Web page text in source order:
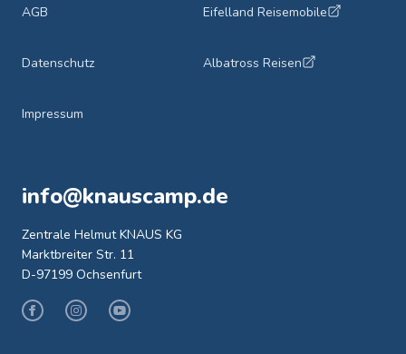
AGB
Datenschutz
Impressum
Eifelland Reisemobile
Albatross Reisen
info@knauscamp.de
Zentrale Helmut KNAUS KG
Marktbreiter Str. 11
D-97199 Ochsenfurt
FacebookInstagramYoutube